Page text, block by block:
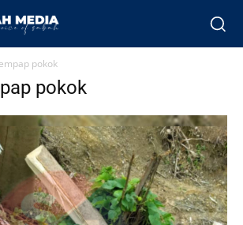
pokok
pokok